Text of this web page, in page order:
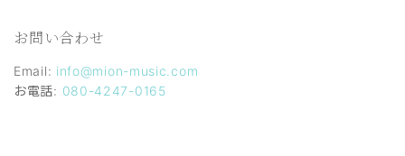
お問い合わせ
Email: info@mion-music.com
お電話: 080-4247-0165